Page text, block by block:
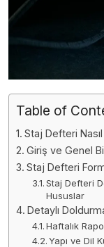
Table of
Staj Defteri
Giriş ve Genel
Staj Defteri
Staj Defteri
Hususlar
Detaylı
Haftalık
Yapı ve Dil